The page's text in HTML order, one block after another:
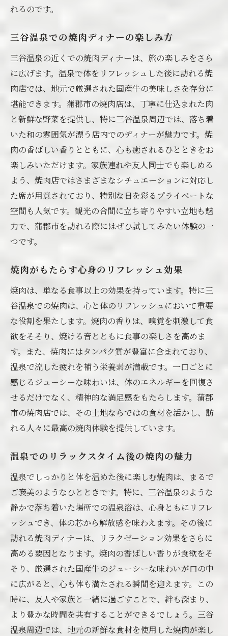
れるのです。
三谷温泉での焼肉ディナーの楽しみ方
三谷温泉の近くでの焼肉ディナーは、旅の楽しみをさら
に広げます。温泉で体をリフレッシュした後に訪れる焼
肉店では、地元で厳選された国産牛の美味しさを存分に
堪能できます。蒲郡市の焼肉店は、丁寧に仕込まれた肉
と新鮮な野菜を提供し、特に三谷温泉周辺では、落ち着
いた和の雰囲気が漂う店内でのディナーが魅力です。焼
肉の香ばしい香りとともに、心も癒されるひとときをお
楽しみいただけます。家族連れや友人同士でも楽しめる
よう、焼肉店ではさまざまなシチュエーションに対応し
た席が用意されており、特別な日を彩るプライベートな
空間も人気です。観光の合間に立ち寄りやすい立地も魅
力で、蒲郡市を訪れる際にはぜひ試してみたい体験の一
つです。
焼肉がもたらす心身のリフレッシュ効果
焼肉は、単なる食事以上の効果を持っています。特に三
谷温泉での焼肉は、心と体のリフレッシュにおいて重要
な役割を果たします。焼肉の香りは、嗅覚を刺激して食
欲をそそり、焼ける音とともに食事の楽しさを高めま
す。また、焼肉にはタンパク質が豊富に含まれており、
温泉で流した疲れを補う栄養素が満載です。一口ごとに
感じるジューシーな味わいは、体のエネルギーを回復さ
せるだけでなく、精神的な満足感をもたらします。蒲郡
市の焼肉店では、その土地ならではの食材を活かし、訪
れる人々に最高の焼肉体験を提供しています。
温泉でのリラックスタイム後の焼肉の魅力
温泉でしっかりと体を温めた後に楽しむ焼肉は、まるで
ご褒美のようなひとときです。特に、三谷温泉のような
静かで落ち着いた場所での温泉浴は、心身ともにリフレ
ッシュでき、体の芯から解放感を味わえます。その後に
訪れる焼肉ディナーは、リラクゼーション効果をさらに
高める要因となります。焼肉の香ばしい香りが食欲をそ
そり、厳選された国産牛のジューシーな味わいが口の中
に広がると、心も体も満たされる瞬間を迎えます。この
時に、友人や家族と一緒に過ごすことで、絆も深まり、
より豊かな時間を共有することができるでしょう。三谷
温泉周辺では、地元の新鮮な食材を使用した焼肉が楽し